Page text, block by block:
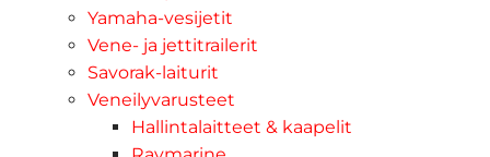
Yamaha-vesijetit
Vene- ja jettitrailerit
Savorak-laiturit
Veneilyvarusteet
Hallintalaitteet & kaapelit